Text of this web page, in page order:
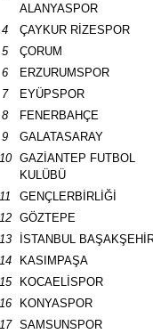
ALANYASPOR
4 ÇAYKUR RİZESPOR
5
ÇORUM
6
ERZURUMSPOR
7
EYÜPSPOR
8
FENERBAHÇE
9
GALATASARAY
10
GAZİANTEP FUTBOL
KULÜBÜ
11 GENÇLERBİRLİĞİ
12
GÖZTEPE
13
İSTANBUL
14
KASIMPAŞA
15
KOCAELİSPOR
16
KONYASPOR
17
SAMSUNSPOR